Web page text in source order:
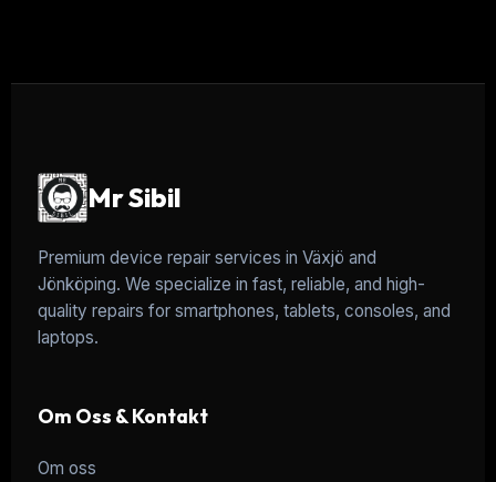
Mr Sibil
Premium device repair services in Växjö and
Jönköping. We specialize in fast, reliable, and high-
quality repairs for smartphones, tablets, consoles, and
laptops.
Om Oss & Kontakt
Om oss